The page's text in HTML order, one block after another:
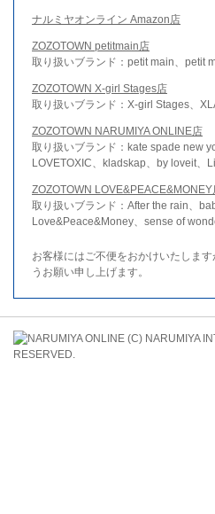
ナルミヤオンライン Amazon店
ZOZOTOWN petitmain店
取り扱いブランド：petit main、petit
ZOZOTOWN X-girl Stages店
取り扱いブランド：X-girl Stages、
ZOZOTOWN NARUMIYA ONLINE店
取り扱いブランド：kate spade new
LOVETOXIC、kladskap、by loveit、
ZOZOTOWN LOVE&PEACE&MONEY
取り扱いブランド：After the rain、
Love&Peace&Money、sense of
お客様にはご不便をおかけいたしま
うお願い申し上げます。